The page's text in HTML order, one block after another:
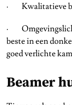
· Kwalitatieve
·
beste in een
goed verlichte
Beamer